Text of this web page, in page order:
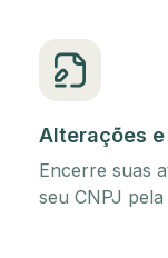
Alterações
Encerre suas
seu CNPJ